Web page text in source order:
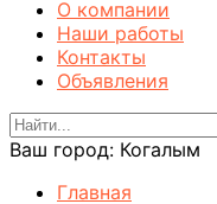
О компании
Наши работы
Контакты
Объявления
Ваш город: Когалым
Главная